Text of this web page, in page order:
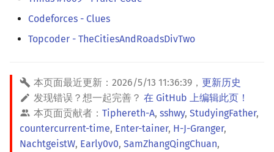
Codeforces - Clues
Topcoder - TheCitiesAndRoadsDivTwo
本页面最近更新： 2026/5/13 11:36:39 ， 更新历史
发现错误？想一起完善？ 在 GitHub 上编辑此页！
本页面贡献者： Tiphereth-A, sshwy, StudyingFather,
countercurrent-time, Enter-tainer, H-J-Granger,
NachtgeistW, Early0v0, SamZhangQingChuan,